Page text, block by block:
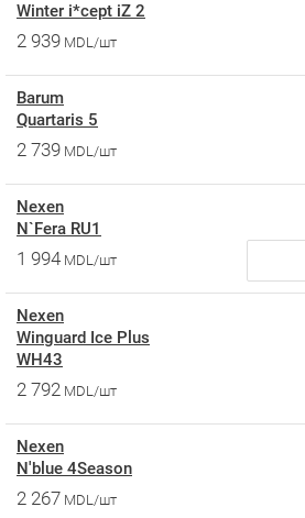
Winter i*cept iZ 2
2 939 MDL/шт
Barum
Quartaris 5
2 739 MDL/шт
Nexen
N`Fera RU1
1 994 MDL/шт
Nexen
Winguard Ice Plus
WH43
2 792 MDL/шт
Nexen
N'blue 4Season
2 267 MDL/шт